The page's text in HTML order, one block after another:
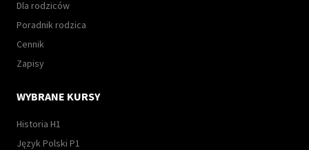
Dla rodziców
Poradnik rodzica
Cennik
Zapisy
WYBRANE KURSY
Historia H1
Język Polski P1